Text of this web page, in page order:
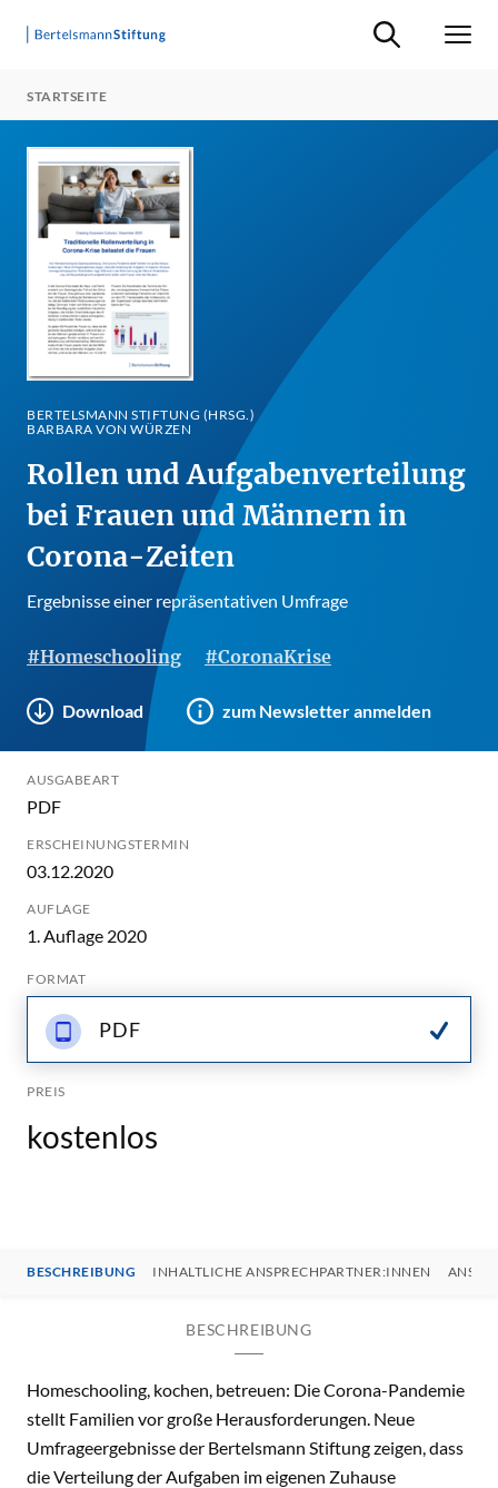
Suche ein-/
STARTSEITE
BERTELSMANN STIFTUNG (HRSG.)
BARBARA VON WÜRZEN
Rollen und Aufgabenverteilung
bei Frauen und Männern in
Corona-Zeiten
Ergebnisse einer repräsentativen Umfrage
#Homeschooling #CoronaKrise
Download zum Newsletter anmelden
AUSGABEART
PDF
ERSCHEINUNGSTERMIN
03.12.2020
AUFLAGE
1. Auflage 2020
FORMAT
PDF
PREIS
kostenlos
BESCHREIBUNG INHALTLICHE ANSPRECHPARTNER:INNEN
BESCHREIBUNG
Homeschooling, kochen, betreuen: Die Corona-Pandemie
stellt Familien vor große Herausforderungen. Neue
Umfrageergebnisse der Bertelsmann Stiftung zeigen, dass
die Verteilung der Aufgaben im eigenen Zuhause